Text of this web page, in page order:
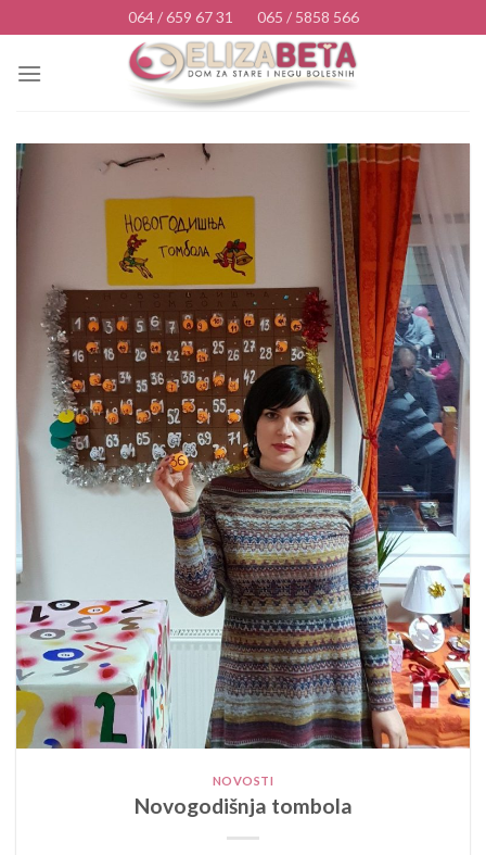
to
content
064 / 659 67 31 065 / 5858 566
NOVOSTI
Novogodišnja tombola